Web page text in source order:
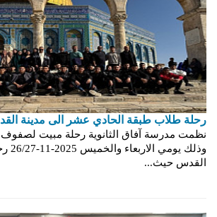
رحلة طلاب طبقة الحادي عشر الى مدينة
نظمت مدرسة آفاق الثانوية رحلة مبيت
وذلك
القدس حيث...